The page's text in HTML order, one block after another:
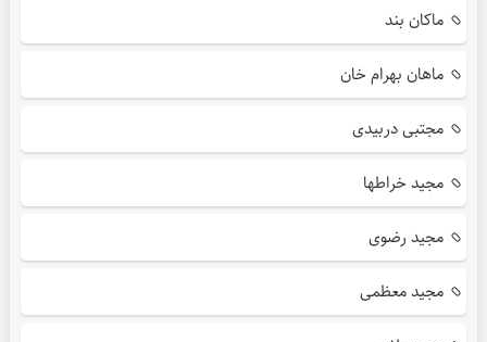
ماکان بند
ماهان بهرام خان
مجتبی دربیدی
مجید خراطها
مجید رضوی
مجید معظمی